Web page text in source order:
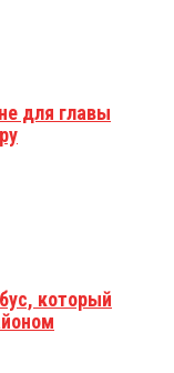
для главы
который